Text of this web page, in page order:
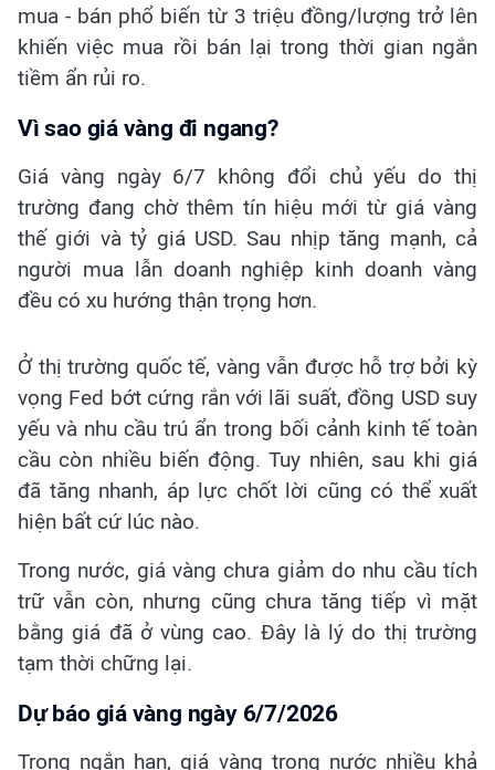
mua - bán phổ biến từ 3 triệu đồng/lượng trở lên
khiến việc mua rồi bán lại trong thời gian ngắn
tiềm ẩn rủi ro.
Vì sao giá vàng đi ngang?
Giá vàng ngày 6/7 không đổi chủ yếu do thị
trường đang chờ thêm tín hiệu mới từ giá vàng
thế giới và tỷ giá USD. Sau nhịp tăng mạnh, cả
người mua lẫn doanh nghiệp kinh doanh vàng
đều có xu hướng thận trọng hơn.
Ở thị trường quốc tế, vàng vẫn được hỗ trợ bởi kỳ
vọng Fed bớt cứng rắn với lãi suất, đồng USD suy
yếu và nhu cầu trú ẩn trong bối cảnh kinh tế toàn
cầu còn nhiều biến động. Tuy nhiên, sau khi giá
đã tăng nhanh, áp lực chốt lời cũng có thể xuất
hiện bất cứ lúc nào.
Trong nước, giá vàng chưa giảm do nhu cầu tích
trữ vẫn còn, nhưng cũng chưa tăng tiếp vì mặt
bằng giá đã ở vùng cao. Đây là lý do thị trường
tạm thời chững lại.
Dự báo giá vàng ngày 6/7/2026
Trong ngắn hạn, giá vàng trong nước nhiều khả